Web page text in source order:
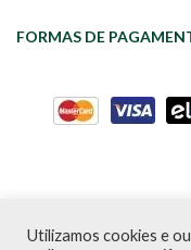
FORMAS DE
Livraria da Cartola ©
Utilizamos cookies e